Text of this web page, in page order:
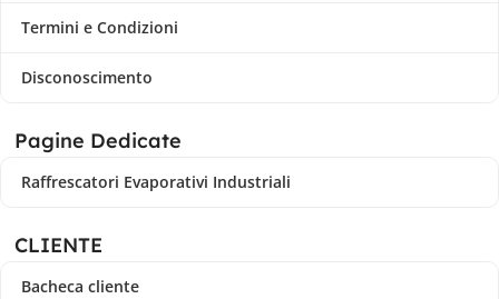
Termini e Condizioni
Disconoscimento
Pagine Dedicate
Raffrescatori Evaporativi Industriali
CLIENTE
Bacheca cliente